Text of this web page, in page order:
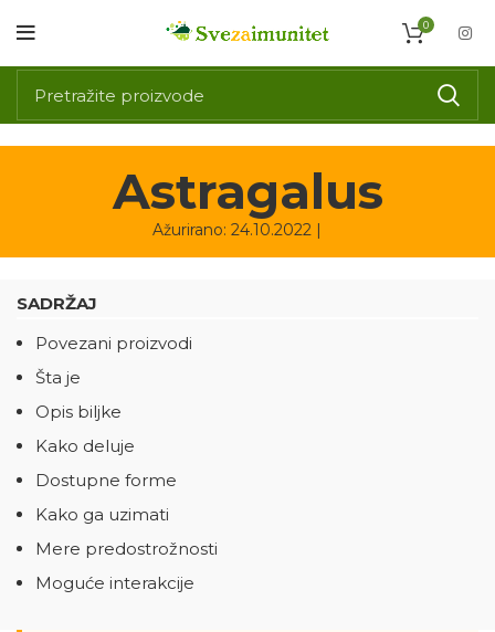
0
Astragalus
Ažurirano: 24.10.2022 |
SADRŽAJ
Povezani proizvodi
Šta je
Opis biljke
Kako deluje
Dostupne forme
Kako ga uzimati
Mere predostrožnosti
Moguće interakcije